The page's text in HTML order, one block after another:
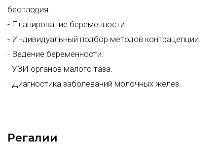
бесплодия.
- Планирование беременности.
- Индивидуальный подбор методов контрацепции.
- Ведение беременности.
- УЗИ органов малого таза.
- Диагностика заболеваний молочных желез.
Регалии